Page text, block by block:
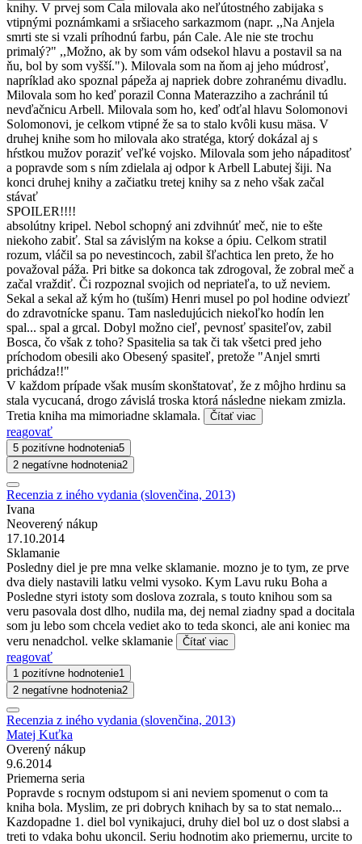
knihy. V prvej som Cala milovala ako neľútostného zabijaka s
vtipnými poznámkami a sršiaceho sarkazmom (napr. ,,Na Anjela
smrti ste si vzali príhodnú farbu, pán Cale. Ale nie ste trochu
primalý?" ,,Možno, ak by som vám odsekol hlavu a postavil sa na
ňu, bol by som vyšší."). Milovala som na ňom aj jeho múdrosť,
napríklad ako spoznal pápeža aj napriek dobre zohranému divadlu.
Milovala som ho keď porazil Conna Materazziho a zachránil tú
nevďačnicu Arbell. Milovala som ho, keď odťal hlavu Solomonovi
Solomonovi, je celkom vtipné že sa to stalo kvôli kusu mäsa. V
druhej knihe som ho milovala ako stratéga, ktorý dokázal aj s
hŕstkou mužov poraziť veľké vojsko. Milovala som jeho nápaditosť
a popravde som s ním zdielala aj odpor k Arbell Labutej šiji. Na
konci druhej knihy a začiatku tretej knihy sa z neho však začal
stávať
SPOILER!!!!
absolútny kripel. Nebol schopný ani zdvihnúť meč, nie to ešte
niekoho zabiť. Stal sa závislým na kokse a ópiu. Celkom stratil
rozum, vláčil sa po nevestincoch, zabil šľachtica len preto, že ho
považoval páža. Pri bitke sa dokonca tak zdrogoval, že zobral meč a
začal vraždiť. Či rozpoznal svojich od nepriateľa, to už neviem.
Sekal a sekal až kým ho (tuším) Henri musel po pol hodine odviezť
do zdravotnícke spanu. Tam nasledujúcich niekoľko hodín len
spal... spal a grcal. Dobyl možno cieľ, pevnosť spasiteľov, zabil
Bosca, čo však z toho? Spasitelia sa tak či tak všetci pred jeho
príchodom obesili ako Obesený spasiteľ, pretože "Anjel smrti
prichádza!!"
V každom prípade však musím skonštatovať, že z môjho hrdinu sa
stala vycucaná, drogo závislá troska ktorá následne niekam zmizla.
Tretia kniha ma mimoriadne sklamala.
Čítať viac
reagovať
5 pozitívne hodnotenia5
2 negatívne hodnotenia2
Recenzia z iného vydania (slovenčina, 2013)
Ivana
Neoverený nákup
17.10.2014
Sklamanie
Posledny diel je pre mna velke sklamanie. mozno je to tym, ze prve
dva diely nastavili latku velmi vysoko. Kym Lavu ruku Boha a
Posledne styri istoty som doslova zozrala, s touto knihou som sa
veru pasovala dost dlho, nudila ma, dej nemal ziadny spad a docitala
som ju lebo som chcela vediet ako to teda skonci, ale ani koniec ma
veru nenadchol. velke sklamanie
Čítať viac
reagovať
1 pozitívne hodnotenie1
2 negatívne hodnotenia2
Recenzia z iného vydania (slovenčina, 2013)
Matej Kuťka
Overený nákup
9.6.2014
Priemerna seria
Popravde s rocnym odstupom si ani neviem spomenut o com ta
kniha bola. Myslim, ze pri dobrych knihach by sa to stat nemalo...
Kazdopadne 1. diel bol vynikajuci, druhy diel bol uz o dost slabsi a
treti to vdaka bohu ukoncil. Seriu hodnotim ako priemernu, urcite to